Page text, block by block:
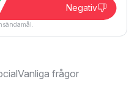
Negativ
Vanliga frågor